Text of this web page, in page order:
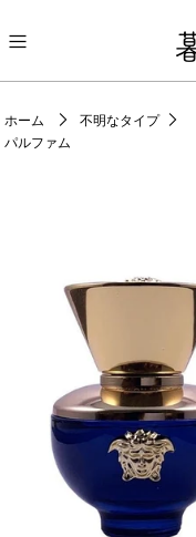
ホーム 不明なタイプ
パルファム